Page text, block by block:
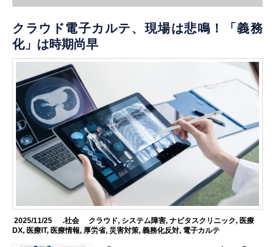
クラウド電子カルテ、現場は悲鳴！「義務
化」は時期尚早
2025/11/25 .社会 クラウド, システム障害, ナビタスクリニック, 医療
DX, 医療IT, 医療情報, 厚労省, 災害対策,義務化反対, 電子カルテ